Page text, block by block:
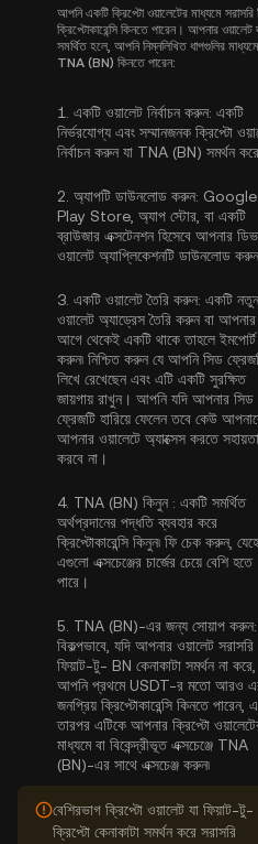
আপনি একটি ক্রিপ্টো ওয়ালেটের মাধ্যমে সরাসরি
ক্রিপ্টোকারেন্সি কিনতে পারেন। আপনার ওয়ালেট
সমর্থিত হলে, আপনি নিম্নলিখিত ধাপগুলির মাধ্যমে
TNA (BN) কিনতে পারেন:
1. একটি ওয়ালেট নির্বাচন করুন: একটি
নির্ভরযোগ্য এবং সম্মানজনক ক্রিপ্টো
নির্বাচন করুন যা TNA (BN) সমর্থন
2. অ্যাপটি ডাউনলোড করুন: Google
Play Store, অ্যাপ স্টোর, বা একটি
ব্রাউজার এক্সটেনশন হিসেবে আপনার
ওয়ালেট অ্যাপ্লিকেশনটি ডাউনলোড
3. একটি ওয়ালেট তৈরি করুন: একটি নতুন
ওয়ালেট অ্যাড্রেস তৈরি করুন বা আপনার
আগে থেকেই একটি থাকে তাহলে ইমপোর্ট
করুন৷ নিশ্চিত করুন যে আপনি সিড
লিখে রেখেছেন এবং এটি একটি সুরক্ষিত
জায়গায় রাখুন। আপনি যদি আপনার সিড
ফ্রেজটি হারিয়ে ফেলেন তবে কেউ
আপনার ওয়ালেটে অ্যাক্সেস করতে সহায়তা
করবে না।
4. TNA (BN) কিনুন : একটি সমর্থিত
অর্থপ্রদানের পদ্ধতি ব্যবহার করে
ক্রিপ্টোকারেন্সি কিনুন৷ ফি চেক করুন,
এগুলো এক্সচেঞ্জের চার্জের চেয়ে বেশি হতে
পারে।
5. TNA (BN)-এর জন্য সোয়াপ করুন:
বিকল্পভাবে, যদি আপনার ওয়ালেট সরাসরি
ফিয়াট-টু- BN কেনাকাটা সমর্থন না করে,
আপনি প্রথমে USDT-র মতো আরও
জনপ্রিয় ক্রিপ্টোকারেন্সি কিনতে পারেন,
তারপর এটিকে আপনার ক্রিপ্টো
মাধ্যমে বা বিকেন্দ্রীভূত এক্সচেঞ্জে TNA
(BN)-এর সাথে এক্সচেঞ্জ করুন৷
বেশিরভাগ ক্রিপ্টো ওয়ালেট যা ফিয়াট-টু-
ক্রিপ্টো কেনাকাটা সমর্থন করে সরাসরি